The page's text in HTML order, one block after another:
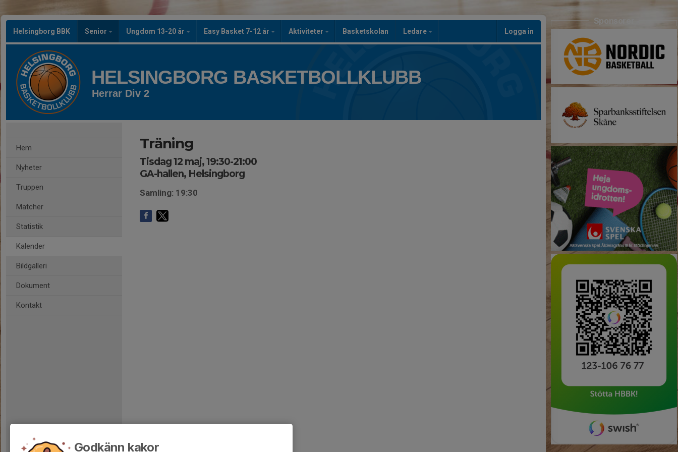
Helsingborg BBK Senior Ungdom 13-20 år Easy Basket 7-12 år Aktiviteter Basketskolan Ledare Logga in
HELSINGBORG BASKETBOLLKLUBB
Herrar Div 2
Hem
Nyheter
Truppen
Matcher
Statistik
Kalender
Bildgalleri
Dokument
Kontakt
Träning
Tisdag 12 maj, 19:30-21:00
GA-hallen, Helsingborg
Samling: 19:30
Sponsorer
Godkänn kakor